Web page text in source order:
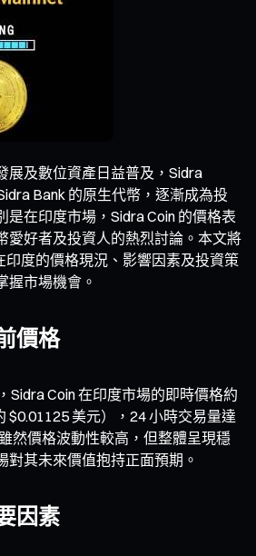
展及數位資產日益普及，Sidra
Bank 的原生代幣，逐漸成為投
是在印度市場，Sidra Coin 的價格表
愛好者及投資人的熱烈討論。本文將
印度的價格現況、影響因素及投資策
握市場機會。
價格
Sidra Coin 在印度市場的即時價格約
$0.01125 美元），24 小時交易量達
然價格波動性較高，但整體呈現穩
對其未來價值抱持正面預期。
因素